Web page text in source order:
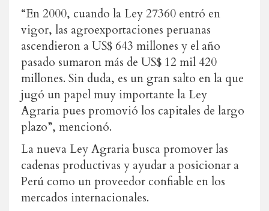
“En 2000, cuando la Ley 27360 entró en
vigor, las agroexportaciones peruanas
ascendieron a US$ 643 millones y el año
pasado sumaron más de US$ 12 mil 420
millones. Sin duda, es un gran salto en la que
jugó un papel muy importante la Ley
Agraria pues promovió los capitales de largo
plazo”, mencionó.
La nueva Ley Agraria busca promover las
cadenas productivas y ayudar a posicionar a
Perú como un proveedor confiable en los
mercados internacionales.